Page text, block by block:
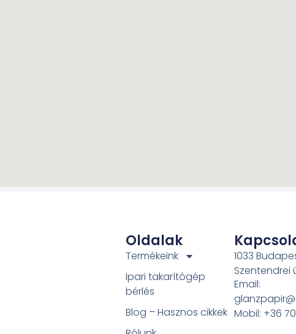
Oldalak
Termékeink
Ipari takarítógép
bérlés
Blog – Hasznos cikkek
1033
Szentendrei
Email:
Mobil: +36